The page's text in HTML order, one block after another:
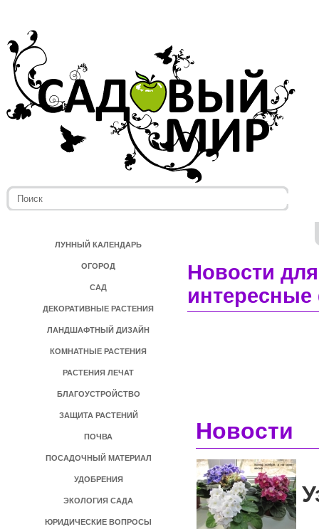
ЛУННЫЙ КАЛЕНДАРЬ
ОГОРОД
САД
ДЕКОРАТИВНЫЕ РАСТЕНИЯ
ЛАНДШАФТНЫЙ ДИЗАЙН
КОМНАТНЫЕ РАСТЕНИЯ
РАСТЕНИЯ ЛЕЧАТ
БЛАГОУСТРОЙСТВО
ЗАЩИТА РАСТЕНИЙ
ПОЧВА
ПОСАДОЧНЫЙ МАТЕРИАЛ
УДОБРЕНИЯ
ЭКОЛОГИЯ САДА
ЮРИДИЧЕСКИЕ ВОПРОСЫ
Новости
Новости